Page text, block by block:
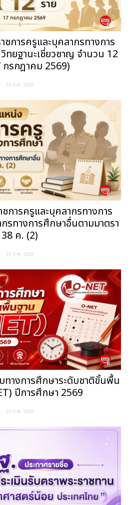
การครูและบุคลากรทางการ
ทยฐานะเชี่ยวชาญ จำนวน 12
กรกฎาคม 2569)
23 ก.ค. 2569
ชการครูและบุคลากรทางการ
รทางการศึกษาอื่นตามมาตรา
38 ค. (2)
23 ก.ค. 2569
ทางการศึกษาระดับชาติขั้นพื้น
ปีการศึกษา 2569
22 ก.ค. 2569